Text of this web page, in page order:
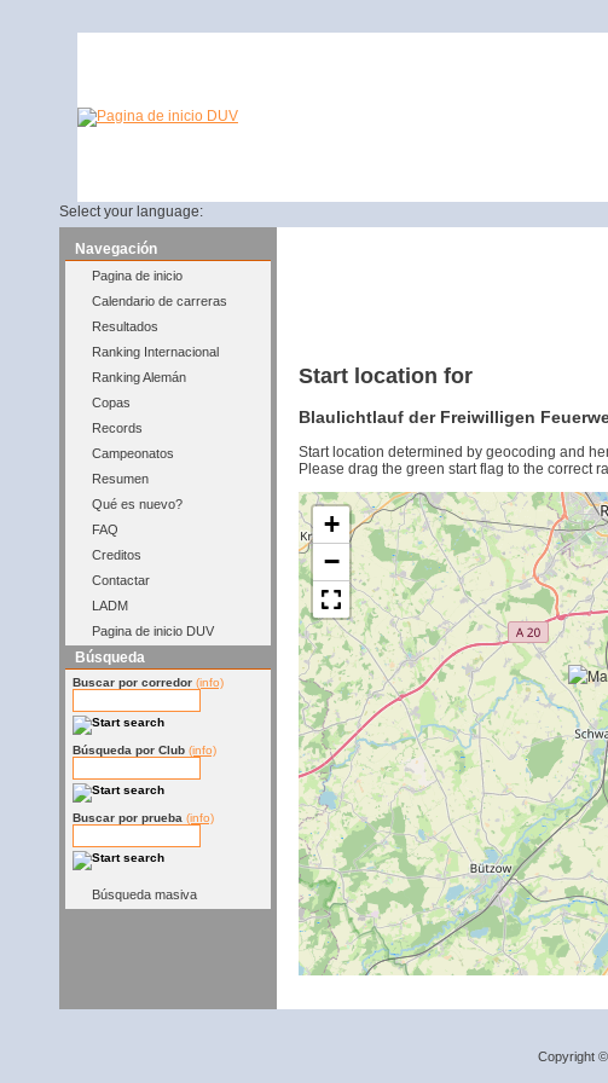
Select your language:
Navegación
Pagina de inicio
Calendario de carreras
Resultados
Ranking Internacional
Ranking Alemán
Copas
Records
Campeonatos
Resumen
Qué es nuevo?
FAQ
Creditos
Contactar
LADM
Pagina de inicio DUV
Búsqueda
Buscar por corredor (info)
Búsqueda por Club (info)
Buscar por prueba (info)
Búsqueda masiva
Start location for
Blaulichtlauf der Freiwilligen
Start location determined by geocoding and
Please drag the green start flag to the correct
+
−
Copyright